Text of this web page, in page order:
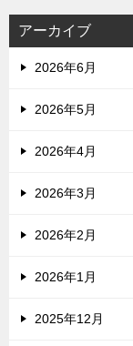
アーカイブ
2026年6月
2026年5月
2026年4月
2026年3月
2026年2月
2026年1月
2025年12月